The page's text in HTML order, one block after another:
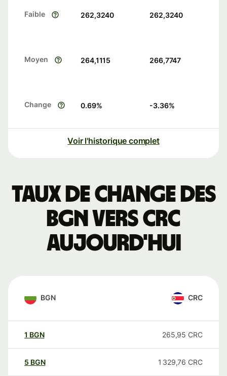
Faible 262,3240 262,3240
Moyen 264,1115 266,7747
Change 0.69% -3.36%
Voir l'historique complet
Taux de change des
BGN vers CRC
aujourd'hui
BGN CRC
1 BGN 265,95 CRC
5 BGN 1 329,76 CRC